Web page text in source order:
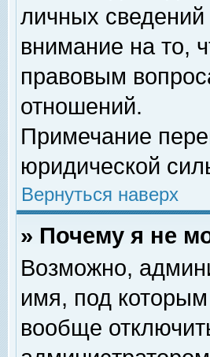
личных
внимание на то,
правовым
отношений.
Примечание
юридической
Вернуться наверх
» Почему я не
Возможно,
имя, под
вообще